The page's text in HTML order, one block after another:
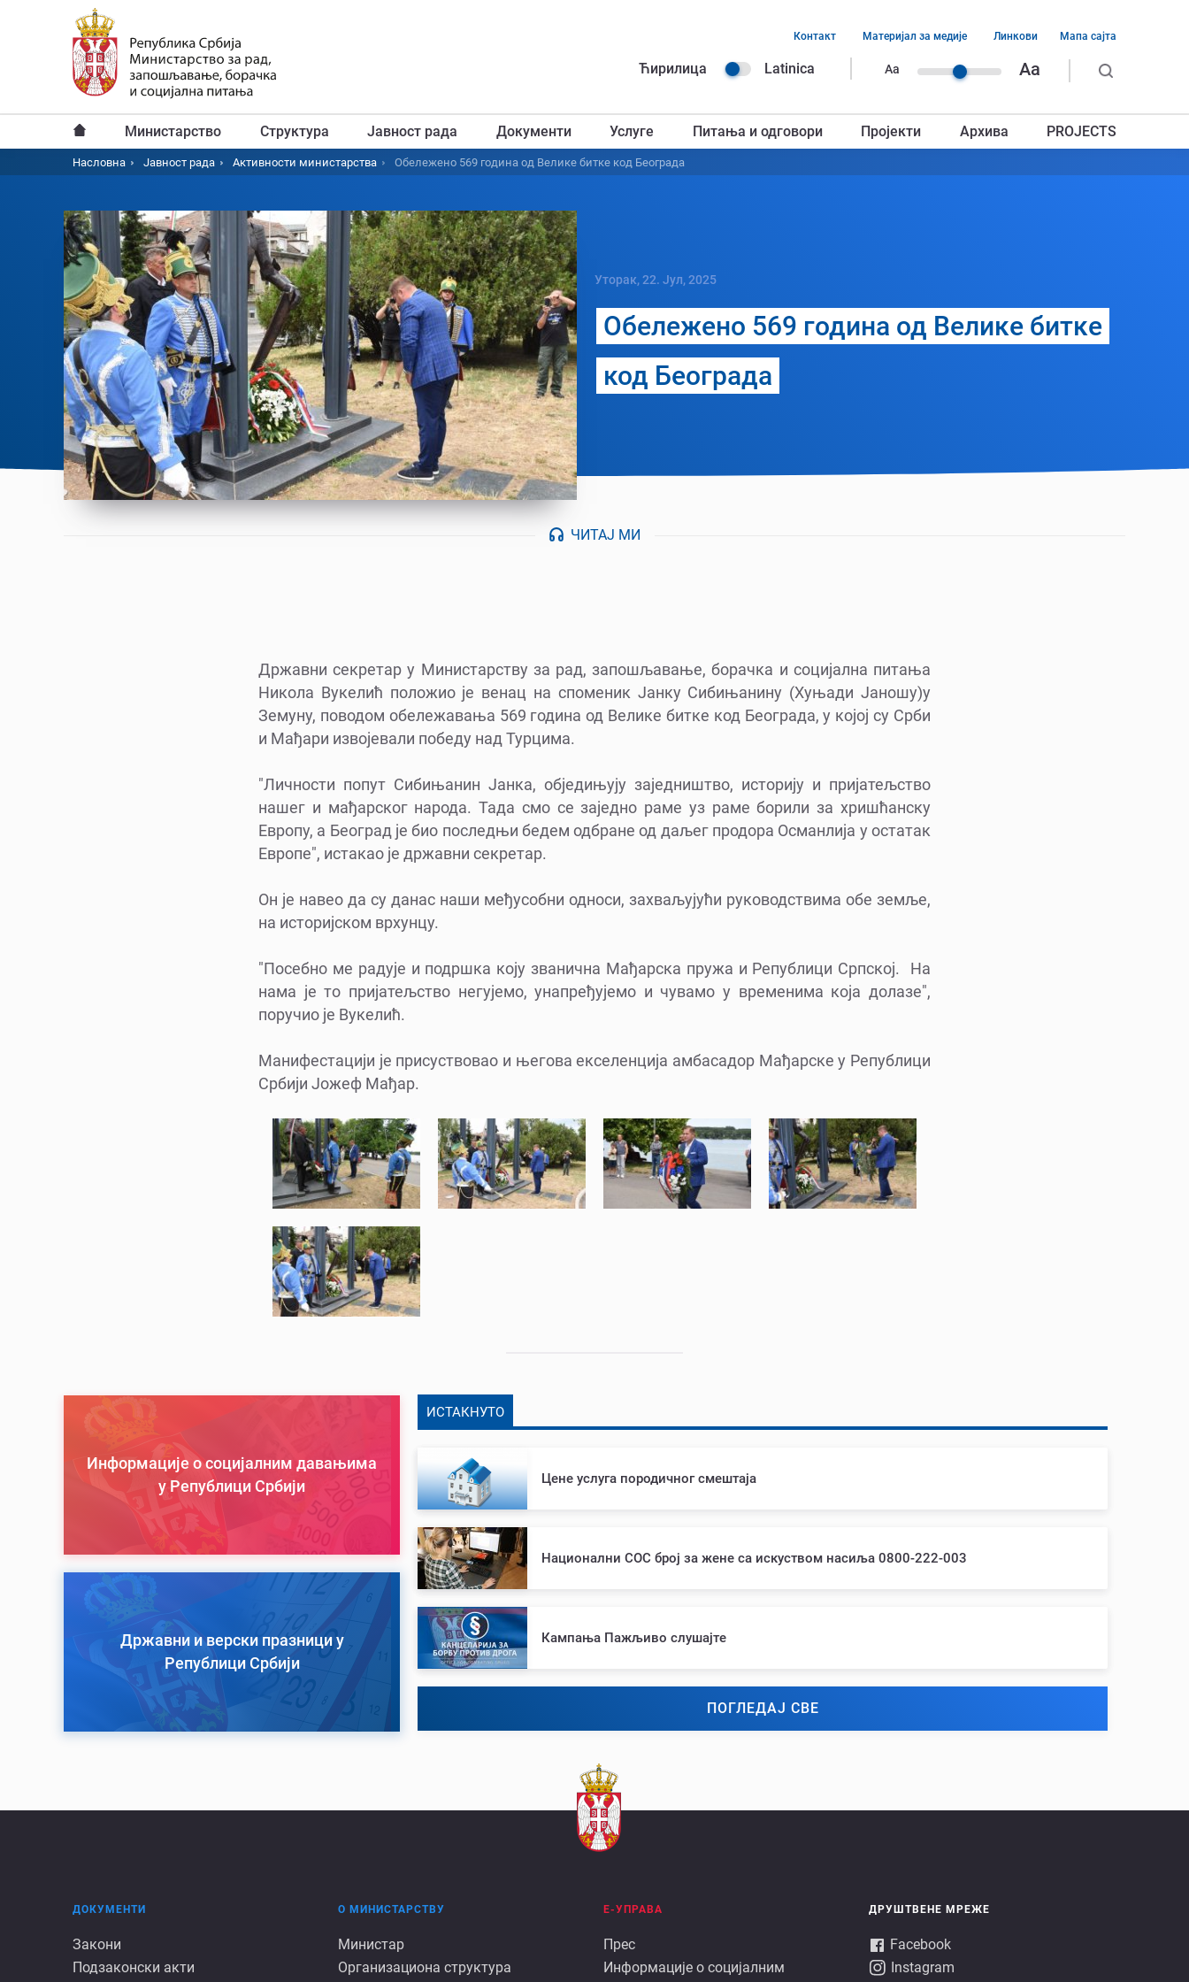
Ћирилица Latinica Aa Aa
заглавља
Контакт Материјал за медије Линкови Мапа сајта
Главни
Министарство Структура Јавност рада Документи Услуге Питања и одговори Пројекти Архива PROJECTS
Насловна Јавност рада Активности министарства Обележено 569 година од Велике битке код Београда
Уторак, 22. Јул, 2025
Обележено 569 година од Велике битке
код Београда
ЧИТАЈ МИ
Државни секретар у Министарству за рад, запошљавање, борачка и социјална питања
Никола Вукелић положио је венац на споменик Јанку Сибињанину (Хуњади Јаношу)у
Земуну, поводом обележавања 569 година од Велике битке код Београда, у којој су Срби
и Мађари извојевали победу над Турцима.
"Личности попут Сибињанин Јанка, обједињују заједништво, историју и пријатељство
нашег и мађарског народа. Тада смо се заједно раме уз раме борили за хришћанску
Европу, а Београд је био последњи бедем одбране од даљег продора Османлија у остатак
Европе", истакао је државни секретар.
Он је навео да су данас наши међусобни односи, захваљујући руководствима обе земље,
на историјском врхунцу.
"Посебно ме радује и подршка коју званична Мађарска пружа и Републици Српској. На
нама је то пријатељство негујемо, унапређујемо и чувамо у временима која долазе",
поручио је Вукелић.
Манифестацији је присуствовао и његова екселенција амбасадор Мађарске у Републици
Србији Јожеф Мађар.
Информације о социјалним давањима
у Републици Србији
Државни и верски празници у
Републици Србији
ИСТАКНУТО
Цене услуга породичног смештаја
Национални СОС број за жене са искуством насиља 0800-222-003
Кампања Пажљиво слушајте
ПОГЛЕДАЈ СВЕ
Документи
ДОКУМЕНТИ
Закони
Подзаконски акти
О
О МИНИСТАРСТВУ
Министар
Организациона структура
Е
Е-УПРАВА
Прес
Информације о социјалним
ДРУШТВЕНЕ МРЕЖЕ
Facebook
Instagram